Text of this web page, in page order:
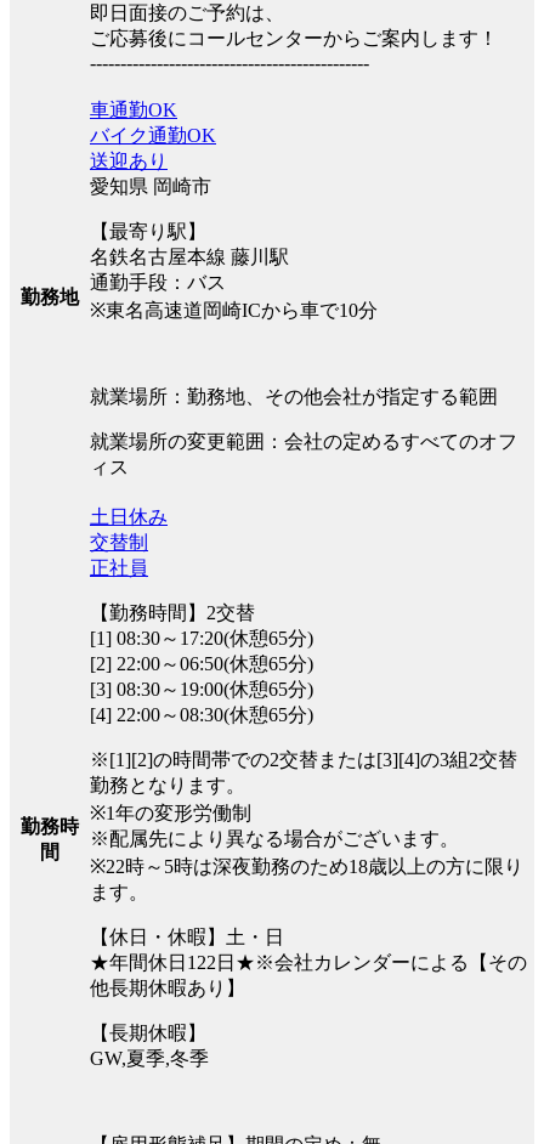
即日面接のご予約は、
ご応募後にコールセンターからご案内します！
----------------------------------------------
勤務地
車通勤OK
バイク通勤OK
送迎あり
愛知県 岡崎市
【最寄り駅】
名鉄名古屋本線 藤川駅
通勤手段：バス
※東名高速道岡崎ICから車で10分
就業場所：勤務地、その他会社が指定する範囲
就業場所の変更範囲：会社の定めるすべてのオフ
ィス
勤務時
間
土日休み
交替制
正社員
【勤務時間】2交替
[1] 08:30～17:20(休憩65分)
[2] 22:00～06:50(休憩65分)
[3] 08:30～19:00(休憩65分)
[4] 22:00～08:30(休憩65分)
※[1][2]の時間帯での2交替または[3][4]の3組2交替
勤務となります。
※1年の変形労働制
※配属先により異なる場合がございます。
※22時～5時は深夜勤務のため18歳以上の方に限り
ます。
【休日・休暇】土・日
★年間休日122日★※会社カレンダーによる【その
他長期休暇あり】
【長期休暇】
GW,夏季,冬季